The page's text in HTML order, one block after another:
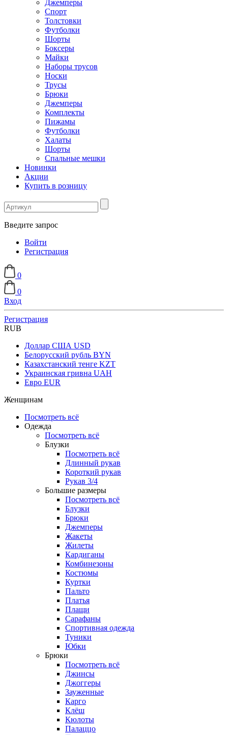
Джемперы
Спорт
Толстовки
Футболки
Шорты
Боксеры
Майки
Наборы трусов
Носки
Трусы
Брюки
Джемперы
Комплекты
Пижамы
Футболки
Халаты
Шорты
Спальные мешки
Новинки
Акции
Купить в розницу
Введите запрос
Войти
Регистрация
0
0
Вход
Регистрация
RUB
Доллар США USD
Белорусский рубль BYN
Казахстанский тенге KZT
Украинская гривна UAH
Евро EUR
Женщинам
Посмотреть всё
Одежда
Посмотреть всё
Блузки
Посмотреть всё
Длинный рукав
Короткий рукав
Рукав 3/4
Большие размеры
Посмотреть всё
Блузки
Брюки
Джемперы
Жакеты
Жилеты
Кардиганы
Комбинезоны
Костюмы
Куртки
Пальто
Платья
Плащи
Сарафаны
Спортивная одежда
Туники
Юбки
Брюки
Посмотреть всё
Джинсы
Джоггеры
Зауженные
Карго
Клёш
Кюлоты
Палаццо